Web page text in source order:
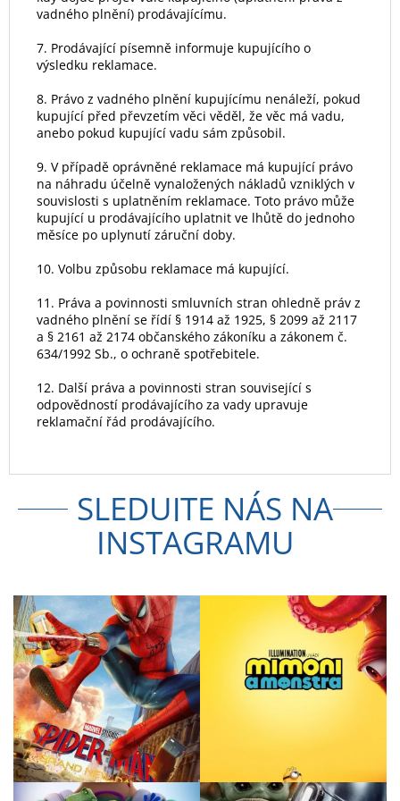
vadného plnění) prodávajícímu.
7. Prodávající písemně informuje kupujícího o
výsledku reklamace.
8. Právo z vadného plnění kupujícímu nenáleží, pokud
kupující před převzetím věci věděl, že věc má vadu,
anebo pokud kupující vadu sám způsobil.
9. V případě oprávněné reklamace má kupující právo
na náhradu účelně vynaložených nákladů vzniklých v
souvislosti s uplatněním reklamace. Toto právo může
kupující u prodávajícího uplatnit ve lhůtě do jednoho
měsíce po uplynutí záruční doby.
10. Volbu způsobu reklamace má kupující.
11. Práva a povinnosti smluvních stran ohledně práv z
vadného plnění se řídí § 1914 až 1925, § 2099 až 2117
a § 2161 až 2174 občanského zákoníku a zákonem č.
634/1992 Sb., o ochraně spotřebitele.
12. Další práva a povinnosti stran související s
odpovědností prodávajícího za vady upravuje
reklamační řád prodávajícího.
SLEDUJTE NÁS NA
INSTAGRAMU